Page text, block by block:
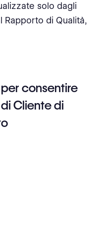
solo dagli
Rapporto di Qualità,
consentire
Cliente di